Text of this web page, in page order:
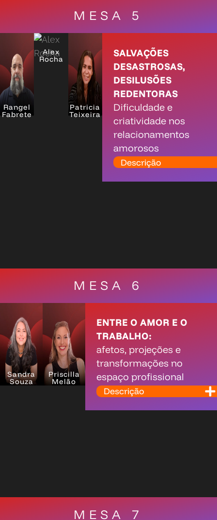
MESA 5
Rangel
Fabrete
Alex
Rocha
Patricia
Teixeira
SALVAÇÕES
DESASTROSAS,
DESILUSÕES
REDENTORAS
Dificuldade e
criatividade nos
relacionamentos
amorosos
Descrição
MESA 6
Sandra
Souza
Priscilla
Melão
ENTRE O AMOR E O
TRABALHO:
afetos, projeções e
transformações no
espaço profissional
Descrição
MESA 7